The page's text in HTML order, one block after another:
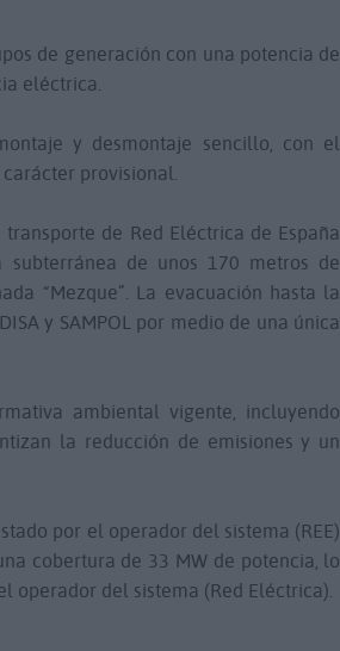
de generación con una potencia de
eléctrica.
y desmontaje sencillo, con el
provisional.
de Red Eléctrica de España
de unos 170 metros de
“Mezque”. La evacuación hasta la
y SAMPOL por medio de una única
ambiental vigente, incluyendo
la reducción de emisiones y un
por el operador del sistema (REE)
cobertura de 33 MW de potencia, lo
operador del sistema (Red Eléctrica).